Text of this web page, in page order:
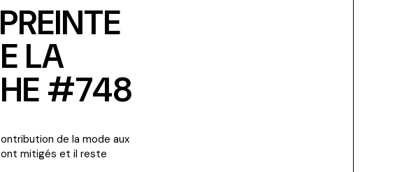
LA
#748
de la mode aux
mitigés et il reste